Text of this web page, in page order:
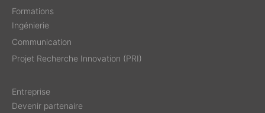
Formations
Ingénierie
Communication
Projet Recherche Innovation (PRI)
Entreprise
Devenir partenaire